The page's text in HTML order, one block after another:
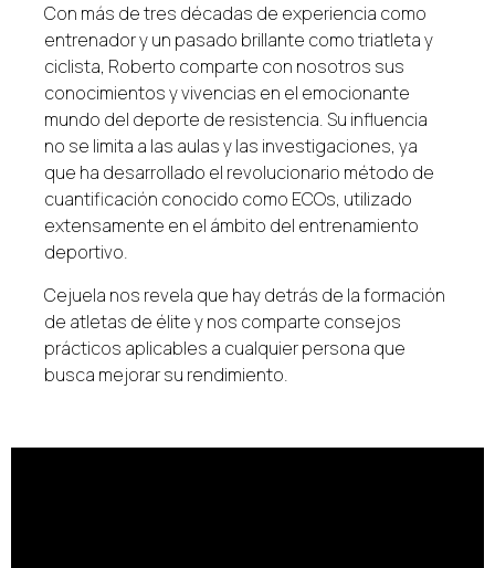
Con más de tres décadas de experiencia como
entrenador y un pasado brillante como triatleta y
ciclista, Roberto comparte con nosotros sus
conocimientos y vivencias en el emocionante
mundo del deporte de resistencia. Su influencia
no se limita a las aulas y las investigaciones, ya
que ha desarrollado el revolucionario método de
cuantificación conocido como ECOs, utilizado
extensamente en el ámbito del entrenamiento
deportivo.
Cejuela nos revela que hay detrás de la formación
de atletas de élite y nos comparte consejos
prácticos aplicables a cualquier persona que
busca mejorar su rendimiento.